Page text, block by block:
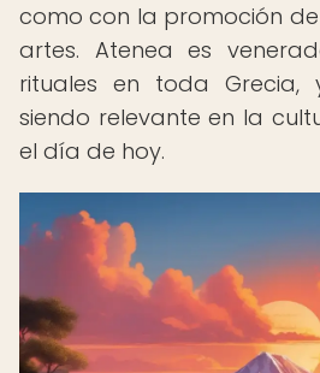
como con la promoción de
artes. Atenea es
rituales en toda Grecia,
siendo relevante en la
el día de hoy.